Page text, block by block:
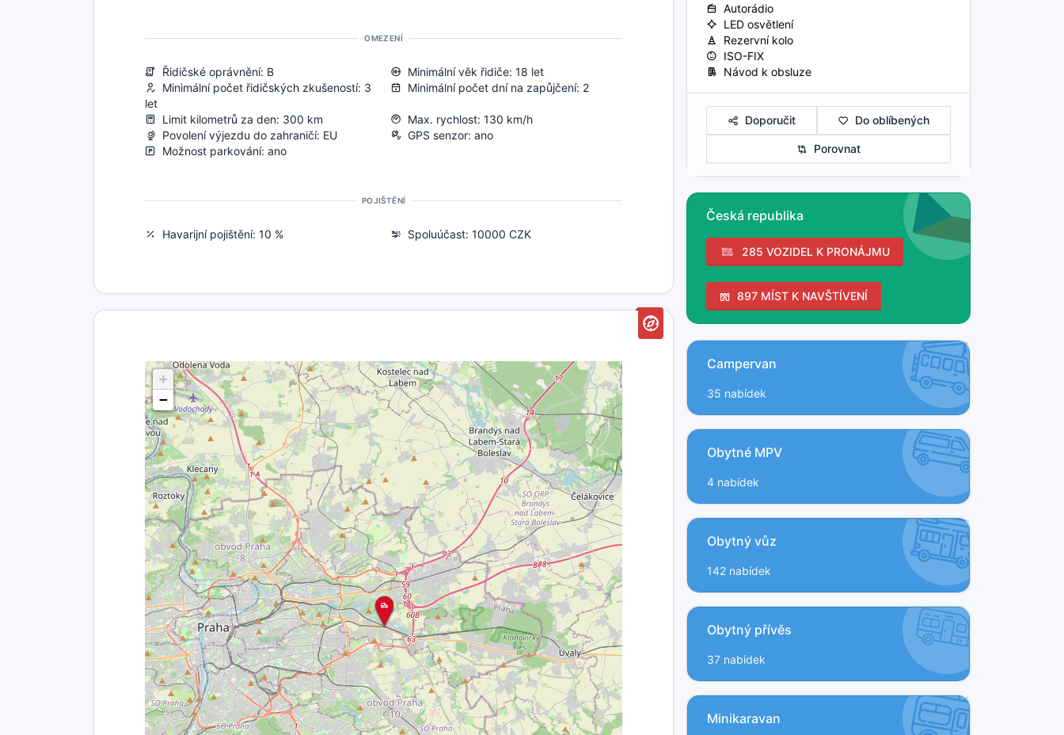
OMEZENÍ
Řidičské oprávnění: B
Minimální věk řidiče: 18 let
Minimální počet řidičských zkušeností: 3
let
Minimální počet dní na zapůjčení: 2
Limit kilometrů za den: 300 km
Max. rychlost: 130 km/h
Povolení výjezdu do zahraničí: EU
GPS senzor: ano
Možnost parkování: ano
POJIŠTĚNÍ
Havarijní pojištění: 10 % Spoluúčast: 10000 CZK
+
−
Autorádio
LED osvětlení
Rezervní kolo
ISO-FIX
Návod k obsluze
Doporučit Do oblíbených
Porovnat
Česká republika
285 VOZIDEL K PRONÁJMU
897 MÍST K NAVŠTÍVENÍ
Campervan
35 nabídek
Obytné MPV
4 nabídek
Obytný vůz
142 nabídek
Obytný přívěs
37 nabídek
Minikaravan